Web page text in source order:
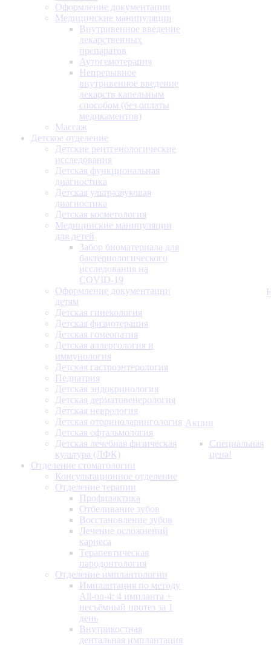
Оформление документации
Медицинские манипуляции
Внутривенное введение
лекарственных
препаратов
Аутогемотерапия
Непрерывное
внутривенное введение
лекарств капельным
способом (без оплаты
медикаментов)
Массаж
Детское отделение
Детские рентгенологические
исследования
Детская функциональная
диагностика
Детская ультразвуковая
диагностика
Детская косметология
Медицинские манипуляции
для детей
Забор биоматериала для
бактериологического
исследования на
COVID-19
Оформление документации
детям
Детская гинекология
Детская физиотерапия
Детская гомеопатия
Детская аллергология и
иммунология
Детская гастроэнтерология
Педиатрия
Детская эндокринология
Детская дерматовенерология
Детская неврология
Детская оториноларингология
Детская офтальмология
Детская лечебная физическая
культура (ЛФК)
Отделение стоматологии
Консультационное отделение
Отделение терапии
Профилактика
Отбеливание зубов
Восстановление зубов
Лечение осложнений
кариеса
Терапевтическая
пародонтология
Отделение имплантологии
Имплантация по методу
All-on-4: 4 импланта +
несъёмный протез за 1
день
Внутрикостная
дентальная имплантация
Акции
Специальная
цена!